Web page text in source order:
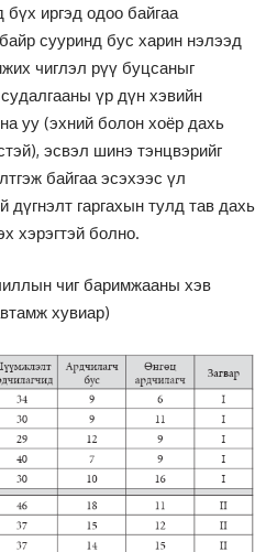
иргэд одоо байгаа
сууринд бус харин нэлээд
чиглэл рүү буцсаныг
үр дүн хэвийн
уу (эхний болон хоёр дахь
эсвэл шинэ тэнцвэрийг
байгаа эсэхээс үл
гаргахын тулд тав дахь
хэрэгтэй болно.
чиг баримжааны хэв
хувиар)